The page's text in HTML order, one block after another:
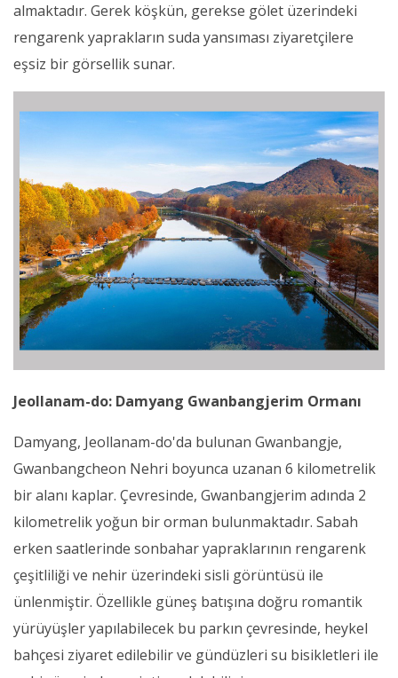
almaktadır. Gerek köşkün, gerekse gölet üzerindeki
rengarenk yaprakların suda yansıması ziyaretçilere
eşsiz bir görsellik sunar.
Jeollanam-do: Damyang Gwanbangjerim Ormanı
Damyang, Jeollanam-do'da bulunan Gwanbangje,
Gwanbangcheon Nehri boyunca uzanan 6 kilometrelik
bir alanı kaplar. Çevresinde, Gwanbangjerim adında 2
kilometrelik yoğun bir orman bulunmaktadır. Sabah
erken saatlerinde sonbahar yapraklarının rengarenk
çeşitliliği ve nehir üzerindeki sisli görüntüsü ile
ünlenmiştir. Özellikle güneş batışına doğru romantik
yürüyüşler yapılabilecek bu parkın çevresinde, heykel
bahçesi ziyaret edilebilir ve gündüzleri su bisikletleri ile